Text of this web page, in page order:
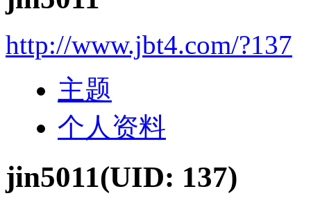
http://www.jbt4.com/?137
主题
个人资料
jin5011(UID: 137)